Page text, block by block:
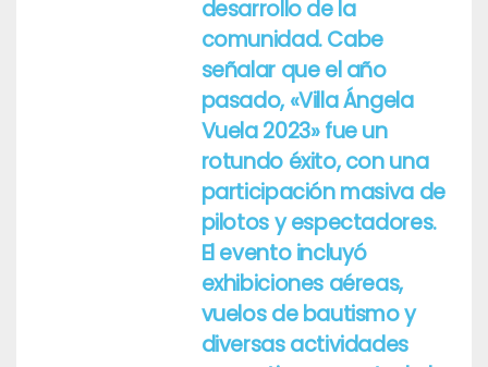
desarrollo de la
comunidad. Cabe
señalar que el año
pasado, «Villa Ángela
Vuela 2023» fue un
rotundo éxito, con una
participación masiva de
pilotos y espectadores.
El evento incluyó
exhibiciones aéreas,
vuelos de bautismo y
diversas actividades